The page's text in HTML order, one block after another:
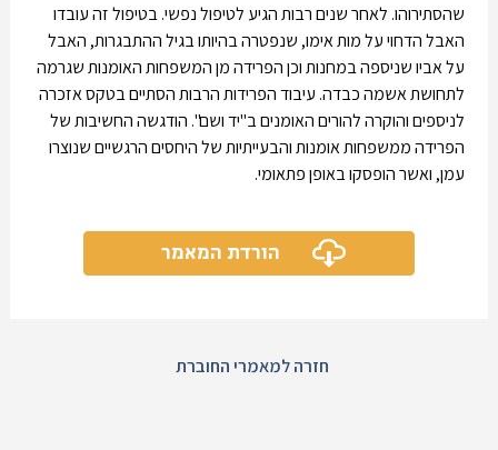
שהסתירוהו. לאחר שנים רבות הגיע לטיפול נפשי. בטיפול זה עובדו
האבל הדחוי על מות אימו, שנפטרה בהיותו בגיל ההתבגרות, האבל
על אביו שניספה במחנות וכן הפרידה מן המשפחות האומנות שגרמה
לתחושת אשמה כבדה. עיבוד הפרידות הרבות הסתיים בטקס אזכרה
לניספים והוקרה להורים האומנים ב"יד ושם". הודגשה החשיבות של
הפרידה ממשפחות אומנות והבעייתיות של היחסים הרגשיים שנוצרו
עמן, ואשר הופסקו באופן פתאומי.
הורדת המאמר
חזרה למאמרי החוברת